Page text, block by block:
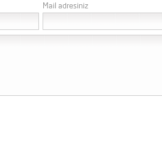
Mail adresiniz